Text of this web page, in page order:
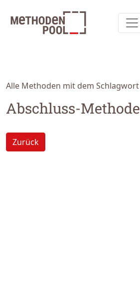
Alle Methoden mit dem Schlagwort
Abschluss-Methode
Zurück